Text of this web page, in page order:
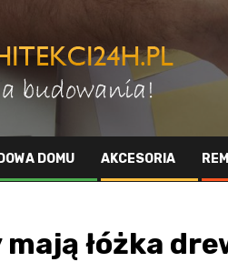
DOMU AKCESORIA
łóżka